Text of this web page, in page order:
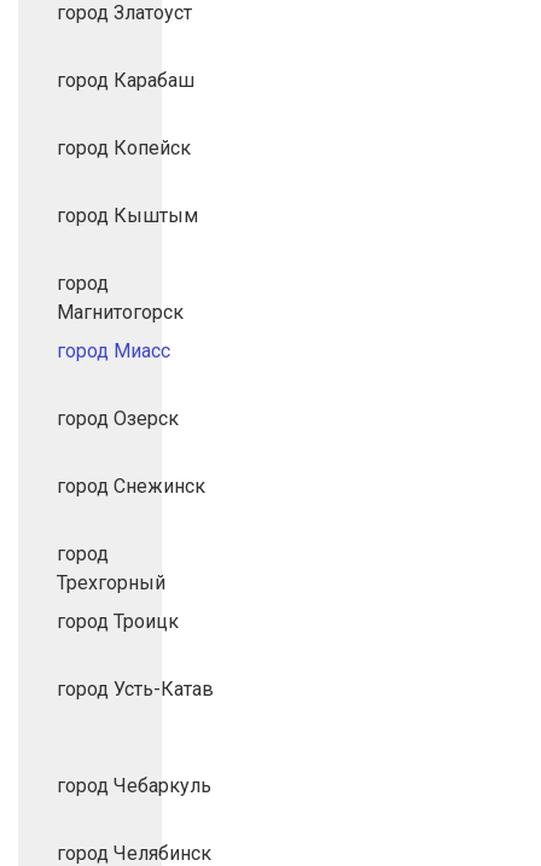
город Златоуст
город Карабаш
город Копейск
город Кыштым
город
Магнитогорск
город Миасс
город Озерск
город Снежинск
город
Трехгорный
город Троицк
город Усть-Катав
город Чебаркуль
город Челябинск